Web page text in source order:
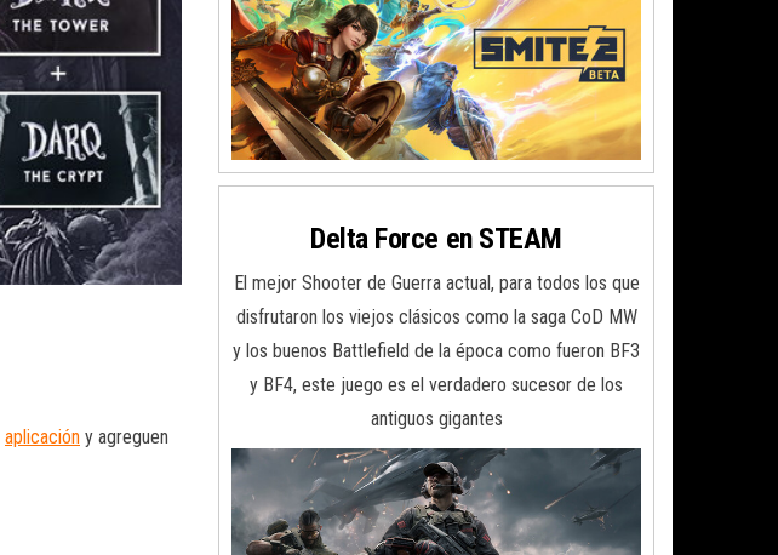
aplicación y agreguen
Delta Force en STEAM
El mejor Shooter de Guerra actual, para todos los que
disfrutaron los viejos clásicos como la saga CoD MW
y los buenos Battlefield de la época como fueron BF3
y BF4, este juego es el verdadero sucesor de los
antiguos gigantes